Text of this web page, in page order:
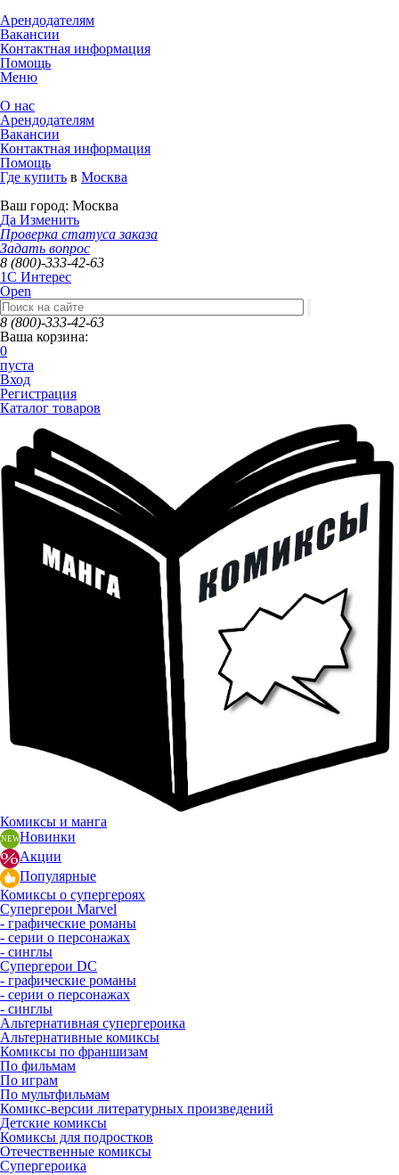
Арендодателям
Вакансии
Контактная информация
Помощь
Меню
О нас
Арендодателям
Вакансии
Контактная информация
Помощь
Где купить в Москва
Ваш город: Москва
Да Изменить
Проверка статуса заказа
Задать вопрос
8 (800)-333-42-63
1C Интерес
Open
8 (800)-333-42-63
Ваша корзина:
0
пуста
Вход
Регистрация
Каталог товаров
Комиксы и манга
Новинки
Акции
Популярные
Комиксы о супергероях
Супергерои Marvel
- графические романы
- серии о персонажах
- синглы
Супергерои DC
- графические романы
- серии о персонажах
- синглы
Альтернативная супергероика
Альтернативные комиксы
Комиксы по франшизам
По фильмам
По играм
По мультфильмам
Комикс-версии литературных произведений
Детские комиксы
Комиксы для подростков
Отечественные комиксы
Супергероика